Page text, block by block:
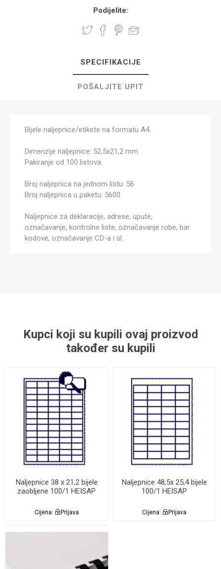
Podijelite:
SPECIFIKACIJE
POŠALJITE UPIT
Bijele naljepnice/etikete na formatu A4.
Dimenzije naljepnice: 52,5x21,2 mm.
Pakiranje od 100 listova.
Broj naljepnica na jednom listu: 56
Broj naljepnica u paketu: 5600
Naljepnice za deklaracije, adrese, upute,
označavanje, kontrolne liste, označavanje robe, bar
kodove, označavanje CD-a i sl.
Kupci koji su kupili ovaj proizvod
također su kupili
Naljepnice 38 x 21,2 bijele
zaobljene 100/1 HEISAP
Cijena: Prijava
Naljepnice 48,5x 25,4 bijele
100/1 HEISAP
Cijena: Prijava